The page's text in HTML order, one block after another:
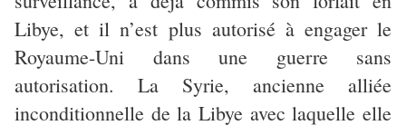
Libye, et il n’est plus autorisé à engager le
Royaume-Uni dans une guerre sans
autorisation. La Syrie, ancienne alliée
inconditionnelle de la Libye avec laquelle elle